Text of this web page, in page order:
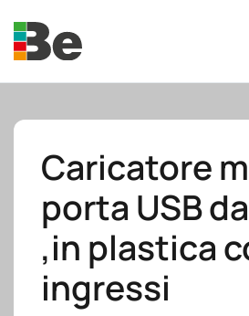
Skip to main content
Caricatore
porta USB
,in plastica
ingressi